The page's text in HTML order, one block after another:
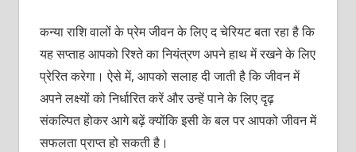
कन्या राशि वालों के प्रेम जीवन के लिए द चेरियट बता रहा है कि
यह सप्ताह आपको रिश्ते का नियंत्रण अपने हाथ में रखने के लिए
प्रेरित करेगा। ऐसे में, आपको सलाह दी जाती है कि जीवन में
अपने लक्ष्यों को निर्धारित करें और उन्हें पाने के लिए दृढ़
संकल्पित होकर आगे बढ़ें क्योंकि इसी के बल पर आपको जीवन में
सफलता प्राप्त हो सकती है।